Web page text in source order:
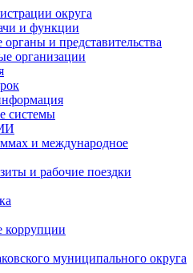
округа
и функции
и представительства
организации
системы
и международное
и рабочие поездки
коррупции
муниципального округа